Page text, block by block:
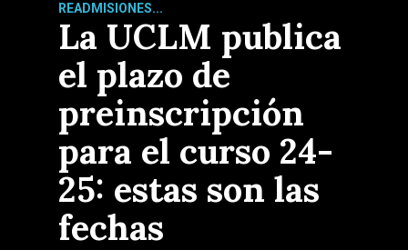
READMISIONES...
La UCLM publica
el plazo de
preinscripción
para el curso 24-
25: estas son las
fechas